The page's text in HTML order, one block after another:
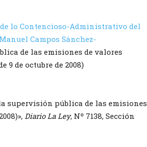
lo Contencioso-Administrativo del
Campos Sánchez-
de las emisiones de valores
9 de octubre de 2008)
supervisión pública de las emisiones
Diario La Ley, Nº 7138, Sección